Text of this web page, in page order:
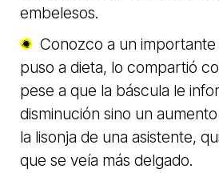
embelesos.
Conozco a un
puso a dieta, lo compartió
pese a que la báscula le
disminución sino un
la lisonja de una asistente,
que se veía más delgado.